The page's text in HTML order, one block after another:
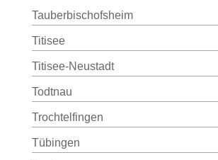
Tauberbischofsheim
Titisee
Titisee-Neustadt
Todtnau
Trochtelfingen
Tübingen